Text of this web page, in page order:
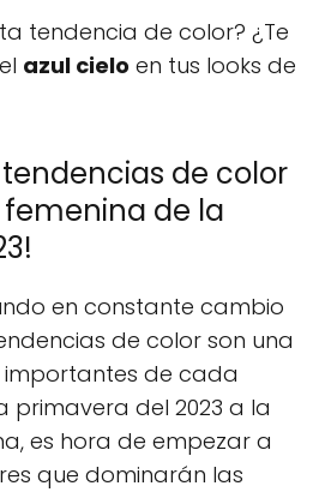
tendencia de color? ¿Te
azul cielo en tus looks de
tendencias de color
de la
en constante cambio
de color son una
de cada
primavera del 2023 a la
es hora de empezar a
que dominarán las